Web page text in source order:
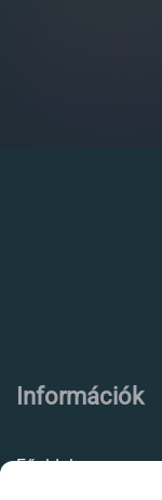
Információk
Főoldal